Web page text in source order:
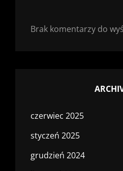
Brak komentarzy do
czerwiec 2025
styczeń 2025
grudzień 2024